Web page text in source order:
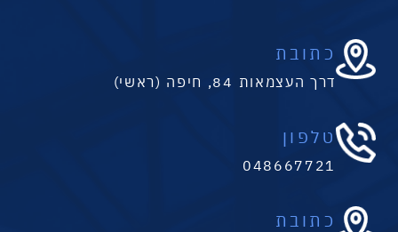
כתובת
דרך העצמאות 84, חיפה (ראשי)
טלפון
048667721
כתובת